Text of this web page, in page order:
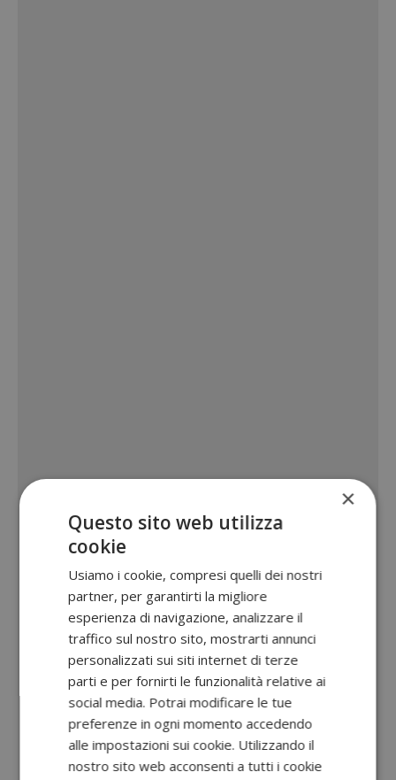
×
Questo sito web utilizza
cookie
Usiamo i cookie, compresi quelli dei nostri
partner, per garantirti la migliore
esperienza di navigazione, analizzare il
traffico sul nostro sito, mostrarti annunci
personalizzati sui siti internet di terze
parti e per fornirti le funzionalità relative ai
social media. Potrai modificare le tue
preferenze in ogni momento accedendo
alle impostazioni sui cookie. Utilizzando il
nostro sito web acconsenti a tutti i cookie